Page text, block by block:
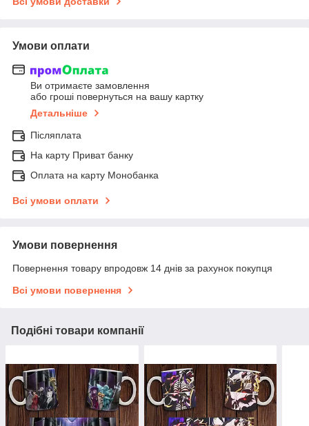
Умови оплати
Ви отримаєте замовлення
або гроші повернуться на вашу картку
Детальніше
Післяплата
На карту Приват банку
Оплата на карту Монобанка
Всі умови оплати
Умови повернення
Повернення товару впродовж 14 днів за рахунок покупця
Всі умови повернення
Подібні товари компанії